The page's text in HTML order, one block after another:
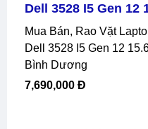
Dell 3528 I5 Gen 12
Mua Bán, Rao Vặt Laptop Cũ Bến Cát Bình Dương,
Dell 3528 I5 Gen 12
Bình Dương
7,690,000 Đ